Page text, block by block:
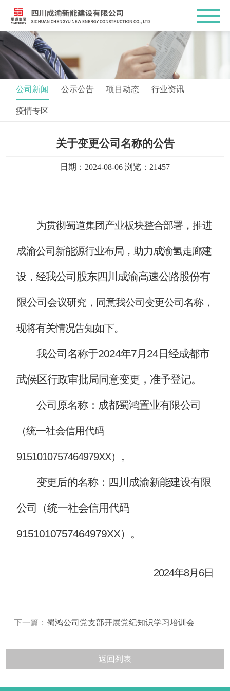
公司新闻 公示公告 项目动态 行业资讯
疫情专区
关于变更公司名称的公告
日期：2024-08-06 浏览：21457
为贯彻蜀道集团产业板块整合部署，推进
成渝公司新能源行业布局，助力成渝氢走廊建
设，经我公司股东四川成渝高速公路股份有
限公司会议研究，同意我公司变更公司名称，
现将有关情况告知如下。
我公司名称于2024年7月24日经成都市
武侯区行政审批局同意变更，准予登记。
公司原名称：成都蜀鸿置业有限公司
（统一社会信用代码
9151010757464979XX） 。
变更后的名称：四川成渝新能建设有限
公司（统一社会信用代码
9151010757464979XX）。
2024年8月6日
下一篇：蜀鸿公司党支部开展党纪知识学习培训会
返回列表